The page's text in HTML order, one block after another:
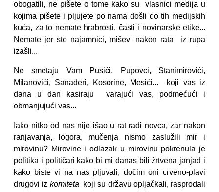
obogatili, ne pišete o tome kako su vlasnici medija u
kojima pišete i pljujete po nama došli do tih medijskih
kuća, za to nemate hrabrosti, časti i novinarske etike...
Nemate jer ste najamnici, miševi nakon rata iz rupa
izašli...
Ne smetaju Vam Pusići, Pupovci, Stanimirovići,
Milanovići, Sanaderi, Kosorine, Mesići... koji vas iz
dana u dan kasiraju varajući vas, podmećući i
obmanjujući vas...
Iako nitko od nas nije išao u rat radi novca, zar nakon
ranjavanja, logora, mučenja nismo zaslužili mir i
mirovinu? Mirovine i odlazak u mirovinu pokrenula je
politika i političari kako bi mi danas bili žrtvena janjad i
kako biste vi na nas pljuvali, dočim oni crveno-plavi
drugovi iz komiteta koji su državu opljačkali, rasprodali